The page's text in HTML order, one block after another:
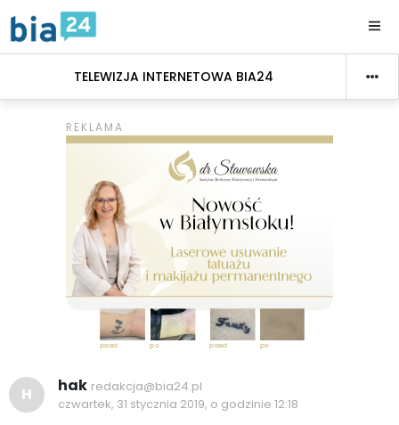
TELEWIZJA INTERNETOWA BIA24
H hak redakcja@bia24.pl
czwartek, 31 stycznia 2019, o godzinie 12:18